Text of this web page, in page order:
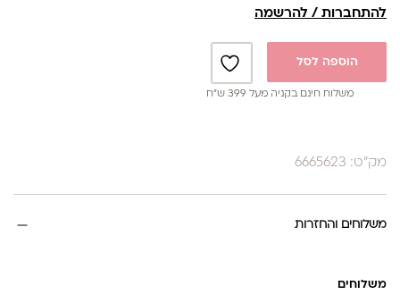
להתחברות / להרשמה
הוספה לסל
משלוח חינם בקניה מעל 399 ש”ח
מק"ט: 6665623
משלוחים והחזרות
משלוחים